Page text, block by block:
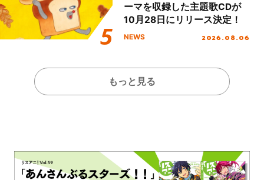
ーマを収録した主題歌CDが
10月28日にリリース決定！
NEWS 2026.08.06
もっと見る